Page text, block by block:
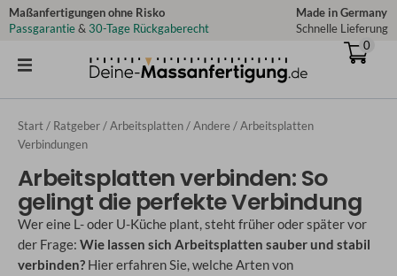
Zum
Inhalt
Maßanfertigungen ohne Risko
Passgarantie& 30-Tage Rückgaberecht
Made in Germany
Schnelle Lieferung
0
Start/ Ratgeber/Arbeitsplatten/Andere / Arbeitsplatten
Verbindungen
Arbeitsplatten verbinden: So
gelingt die perfekte Verbindung
Wer eine L- oder U-Küche plant, steht früher oder später vor
der Frage: Wie lassen sich Arbeitsplatten sauber und stabil
verbinden? Hier erfahren Sie, welche Arten von